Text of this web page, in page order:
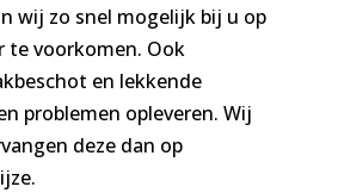
wij zo snel mogelijk bij u op
te voorkomen. Ook
en lekkende
problemen opleveren. Wij
deze dan op